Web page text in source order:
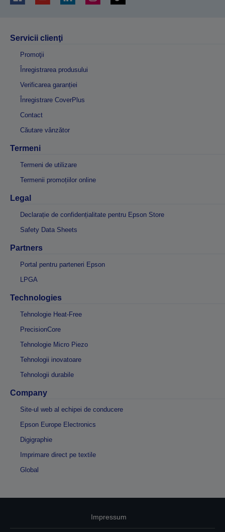
Servicii clienţi
Promoţii
Înregistrarea produsului
Verificarea garanției
Înregistrare CoverPlus
Contact
Căutare vânzător
Termeni
Termeni de utilizare
Termenii promoțiilor online
Legal
Declarație de confidențialitate pentru Epson Store
Safety Data Sheets
Partners
Portal pentru parteneri Epson
LPGA
Technologies
Tehnologie Heat-Free
PrecisionCore
Tehnologie Micro Piezo
Tehnologii inovatoare
Tehnologii durabile
Company
Site-ul web al echipei de conducere
Epson Europe Electronics
Digigraphie
Imprimare direct pe textile
Global
Impressum